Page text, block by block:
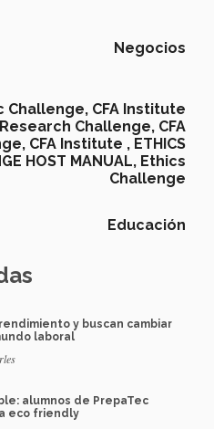
Negocios
Challenge, CFA Institute
Research Challenge, CFA
CFA Institute , ETHICS
HOST MANUAL, Ethics
Challenge
Educación
y buscan cambiar
laboral
alumnos de PrepaTec
eco friendly